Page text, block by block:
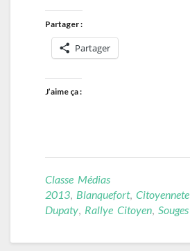
Partager :
Partager
J’aime ça :
Classe Médias
2013 Blanquefort, Citoyennete
Dupaty Rallye Citoyen Souges